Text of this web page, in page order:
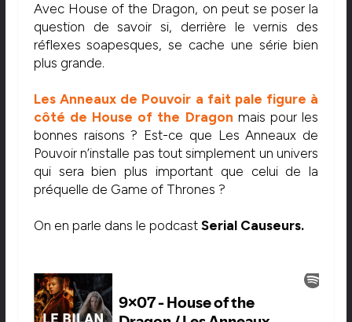
Avec House of the Dragon, on peut se poser la
question de savoir si, derrière le vernis des
réflexes soapesques, se cache une série bien
plus grande.
Les Anneaux de Pouvoir a fait pale figure à
côté de House of the Dragon mais pour les
bonnes raisons ? Est-ce que Les Anneaux de
Pouvoir n’installe pas tout simplement un univers
qui sera bien plus important que celui de la
préquelle de Game of Thrones ?
On en parle dans le podcast Serial Causeurs.